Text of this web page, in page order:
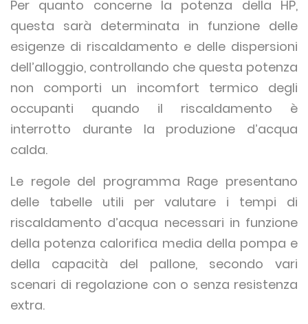
Per quanto concerne la potenza della HP,
questa sarà determinata in funzione delle
esigenze di riscaldamento e delle dispersioni
dell’alloggio, controllando che questa potenza
non comporti un incomfort termico degli
occupanti quando il riscaldamento è
interrotto durante la produzione d’acqua
calda.
Le regole del programma Rage presentano
delle tabelle utili per valutare i tempi di
riscaldamento d’acqua necessari in funzione
della potenza calorifica media della pompa e
della capacità del pallone, secondo vari
scenari di regolazione con o senza resistenza
extra.